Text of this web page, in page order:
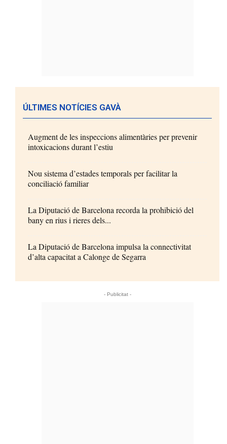
ÚLTIMES NOTÍCIES GAVÀ
Augment de les inspeccions alimentàries per prevenir
intoxicacions durant l’estiu
Nou sistema d’estades temporals per facilitar la
conciliació familiar
La Diputació de Barcelona recorda la prohibició del
bany en rius i rieres dels...
La Diputació de Barcelona impulsa la connectivitat
d’alta capacitat a Calonge de Segarra
- Publicitat -